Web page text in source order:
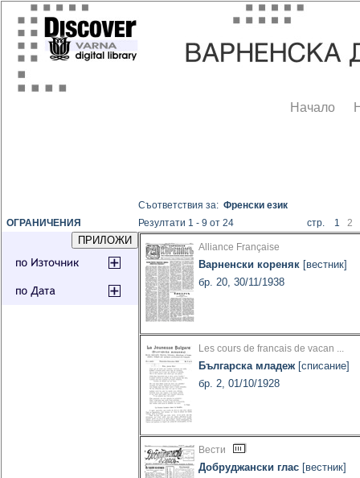
Начало
ОГРАНИЧЕНИЯ
Съответствия за:Френски език
Резултати 1 - 9 от 24
стр. 12
Alliance Française
Варненски кореняк [вестник]
бр. 20, 30/11/1938
Les cours de francais de vacan ...
Българска младеж [списание]
бр. 2, 01/10/1928
Вести
Добруджански глас [вестник]